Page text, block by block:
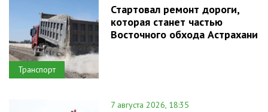
Транспорт
Стартовал ремонт дороги,
которая станет частью
Восточного обхода Астрахани
7 августа 2026, 18:35